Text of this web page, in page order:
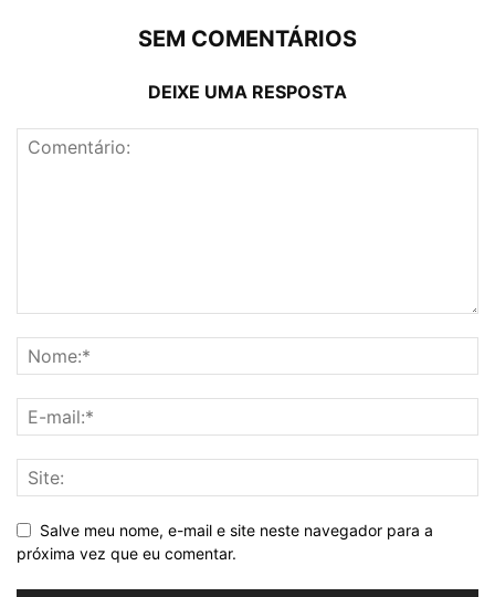
SEM COMENTÁRIOS
DEIXE UMA RESPOSTA
Salve meu nome, e-mail e site neste navegador para a
próxima vez que eu comentar.